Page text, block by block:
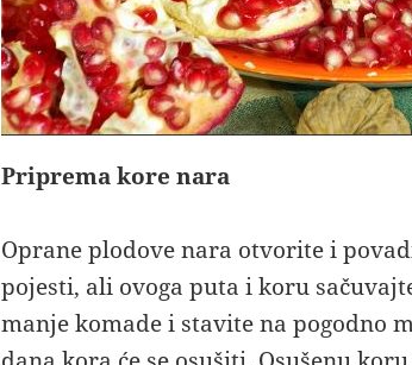
Priprema kore nara
Oprane plodove nara otvorite i
pojesti, ali ovoga puta i koru
manje komade i stavite na pogodno